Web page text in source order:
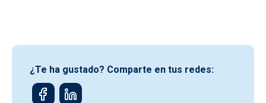
¿Te ha gustado? Comparte en tus redes: